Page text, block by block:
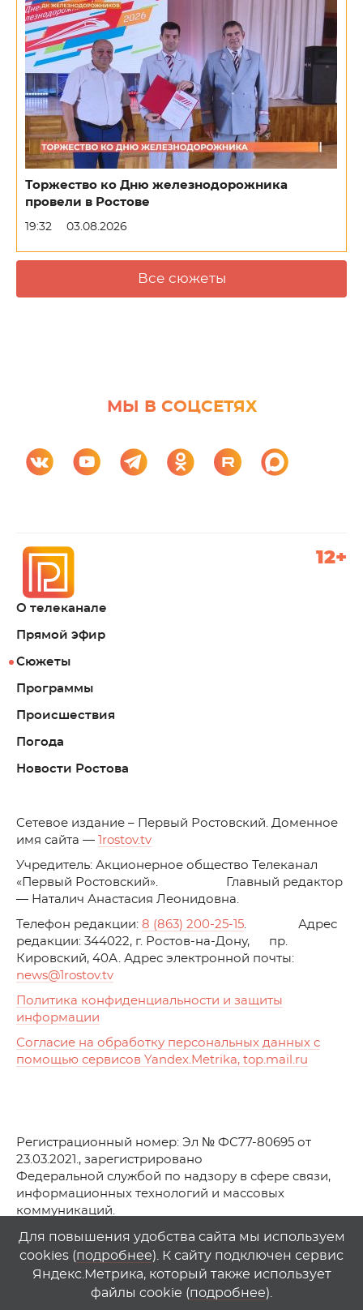
Торжество ко Дню железнодорожника
провели в Ростове
19:32 03.08.2026
Все сюжеты
МЫ В СОЦСЕТЯХ
О телеканале
Прямой эфир
Сюжеты
Программы
Происшествия
Погода
Новости Ростова
12+
Cетевое издание – Первый Ростовский. Доменное
имя сайта —
1rostov.tv
Учредитель: Акционерное общество Телеканал
«Первый Ростовский». Главный редактор
— Наталич Анастасия Леонидовна.
Телефон редакции: 8 (863) 200-25-15. Адрес
редакции: 344022, г. Ростов-на-Дону, пр.
Кировский, 40А. Адрес электронной почты:
news@1rostov.tv
Политика конфиденциальности и защиты
информации
Согласие на обработку персональных данных с
помощью сервисов Yandex.Metrika, top.mail.ru
Регистрационный номер: Эл № ФС77-80695 от
23.03.2021., зарегистрировано
Федеральной службой по надзору в сфере связи,
информационных технологий и массовых
коммуникаций.
© АО Телеканал «Первый Ростовский» (2021-2025)
Любое использование материалов сайта возможно
только при указании гиперссылки на1rostov.tv
Для повышения удобства сайта мы используем
cookies (подробнее). К сайту подключен сервис
Яндекс.Метрика, который также использует
файлы cookie (подробнее).